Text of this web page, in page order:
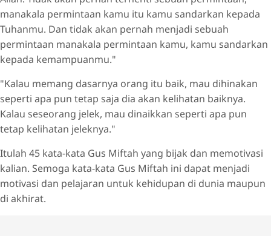
manakala permintaan kamu itu kamu sandarkan kepada
Tuhanmu. Dan tidak akan pernah menjadi sebuah
permintaan manakala permintaan kamu, kamu sandarkan
kepada kemampuanmu."
"Kalau memang dasarnya orang itu baik, mau dihinakan
seperti apa pun tetap saja dia akan kelihatan baiknya.
Kalau seseorang jelek, mau dinaikkan seperti apa pun
tetap kelihatan jeleknya."
Itulah 45 kata-kata Gus Miftah yang bijak dan memotivasi
kalian. Semoga kata-kata Gus Miftah ini dapat menjadi
motivasi dan pelajaran untuk kehidupan di dunia maupun
di akhirat.